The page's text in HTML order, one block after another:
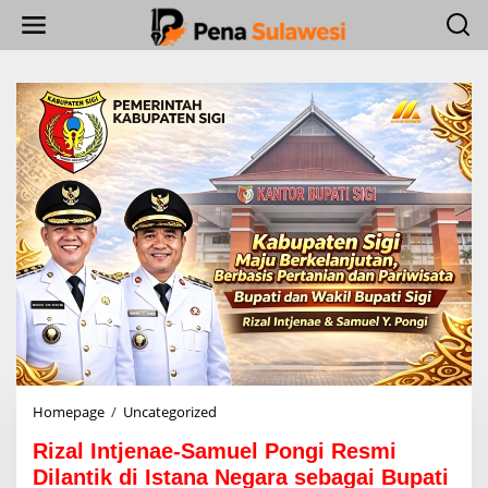
w
Homepage / Uncategorized
z
a
Rizal Intjenae-Samuel Pongi Resmi
Dilantik di Istana Negara sebagai Bupati